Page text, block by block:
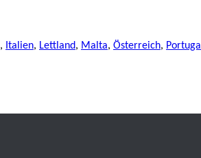
, Italien, Lettland, Malta, Österreich, Portugal